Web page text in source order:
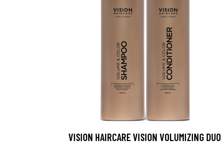
VISION HAIRCARE VISION VOLUMIZING DUO